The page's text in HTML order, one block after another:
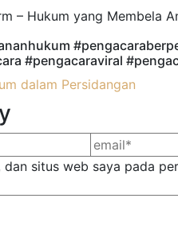
– Hukum yang Membela
#pengacaraviral
dalam Persidangan
dan situs web saya pada